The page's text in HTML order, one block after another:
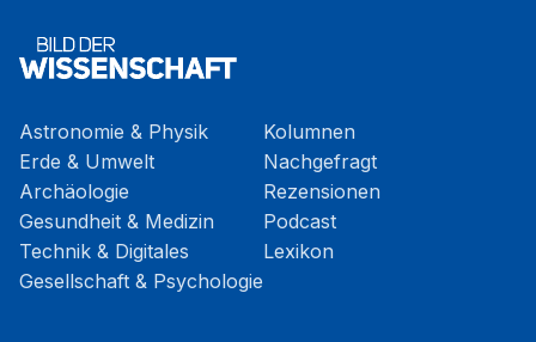
Astronomie & Physik
Erde & Umwelt
Archäologie
Gesundheit & Medizin
Technik & Digitales
Gesellschaft & Psychologie
Kolumnen
Nachgefragt
Rezensionen
Podcast
Lexikon